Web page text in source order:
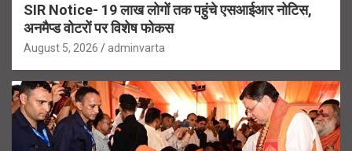
SIR Notice- 19 लाख लोगों तक पहुंचे एसआईआर नोटिस,
अनमैप्ड वोटरों पर विशेष फोकस
August 5, 2026 adminvarta